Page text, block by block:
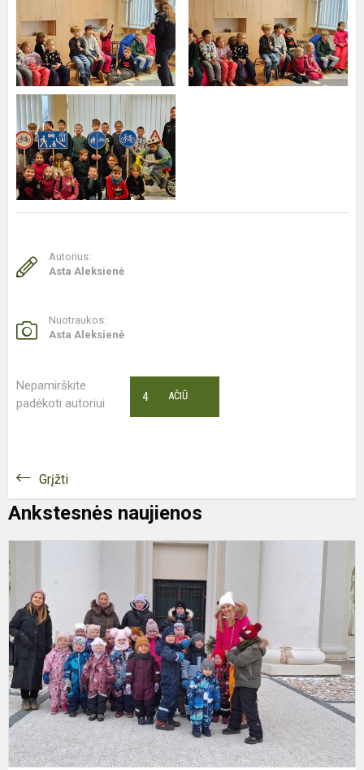
Autorius:
Asta Aleksienė
Nuotraukos:
Asta Aleksienė
Nepamirškite
padėkoti autoriui
AČIŪ
4
Grįžti
Ankstesnės naujienos